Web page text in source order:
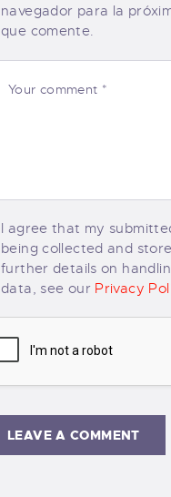
navegador para la
que comente.
I agree that my
being collected and
further details on
data, see our Privacy